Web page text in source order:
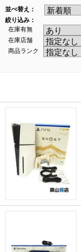
並べ替え：
絞り込み：
在庫有無
在庫店舗
商品ランク